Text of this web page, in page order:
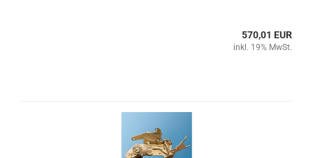
570,01 EUR
inkl. 19% MwSt.